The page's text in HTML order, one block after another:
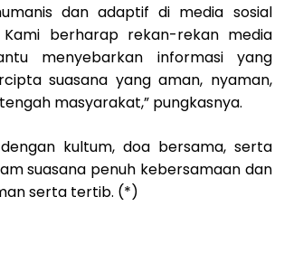
dan adaptif di media sosial
Kami berharap rekan-rekan media
menyebarkan informasi yang
suasana yang aman, nyaman,
masyarakat,” pungkasnya.
kultum, doa bersama, serta
suasana penuh kebersamaan dan
serta tertib. (*)